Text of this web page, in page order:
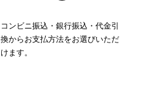
コンビニ振込・銀行振込・代金引
換からお支払方法をお選びいただ
けます。